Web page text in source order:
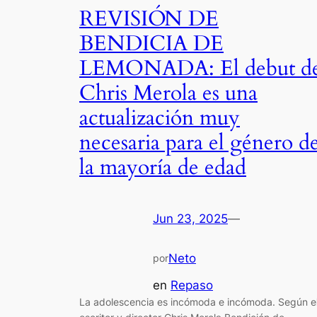
REVISIÓN DE
BENDICIA DE
LEMONADA: El debut
Chris Merola es una
actualización muy
necesaria para el género
la mayoría de edad
Jun 23, 2025—
porNeto
en Repaso
La adolescencia es incómoda e incómoda. Según